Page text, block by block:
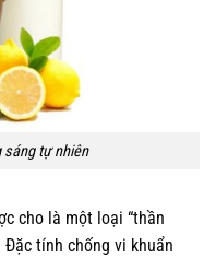
sáng tự nhiên
cho là một loại “thần
tính chống vi khuẩn